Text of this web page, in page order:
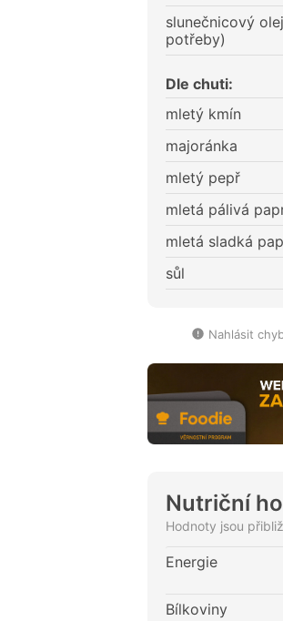
slunečnicový
potřeby)
Dle chuti:
mletý kmín
majoránka
mletý pepř
mletá pálivá
mletá sladká
sůl
Nahlásit
Nutriční
Hodnoty jsou
Energie
Bílkoviny